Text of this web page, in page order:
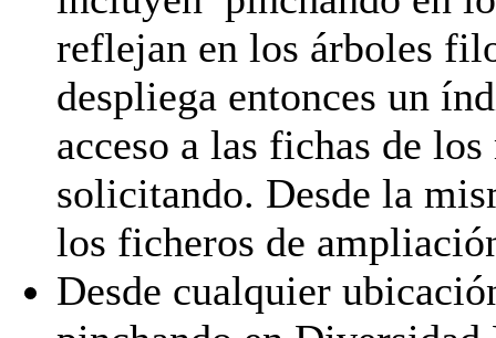
reflejan en los árboles
despliega entonces un
acceso a las fichas de
solicitando. Desde la
los ficheros de
Desde cualquier